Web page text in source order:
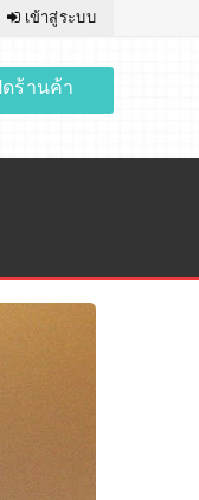
เข้าสู่ระบบ
ร้านค้า